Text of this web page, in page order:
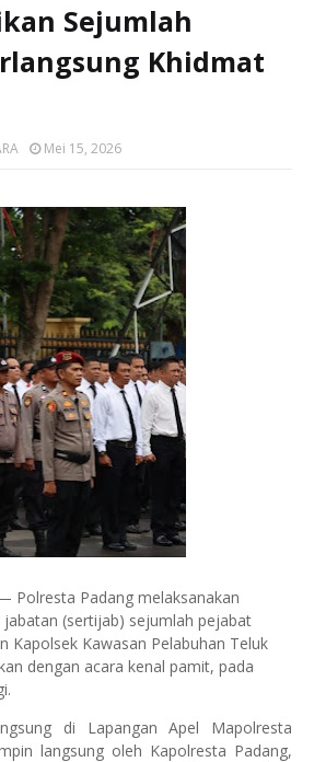
Sejumlah
Khidmat
Mei 15, 2026
Polresta Padang melaksanakan
(sertijab) sejumlah pejabat
Kapolsek Kawasan Pelabuhan Teluk
dengan acara kenal pamit, pada
di Lapangan Apel Mapolresta
langsung oleh Kapolresta Padang,